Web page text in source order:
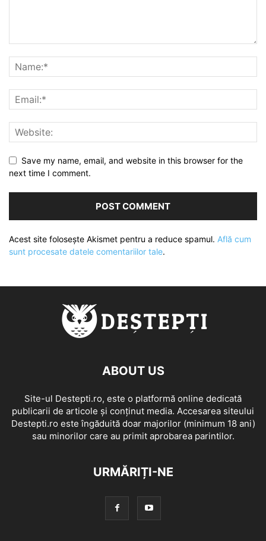
Save my name, email, and website in this browser for the
next time I comment.
Acest site folosește Akismet pentru a reduce spamul. Află cum
sunt procesate datele comentariilor tale.
ABOUT US
Site-ul Destepti.ro, este o platformă online dedicată
publicarii de articole și conținut media. Accesarea siteului
Destepti.ro este îngăduită doar majorilor (minimum 18 ani)
sau minorilor care au primit aprobarea parintilor.
URMĂRIȚI-NE